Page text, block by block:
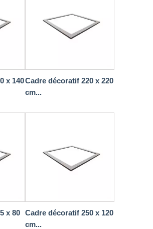
x 140Cadre décoratif 220 x 220
cm...
x 80 Cadre décoratif 250 x 120
cm...